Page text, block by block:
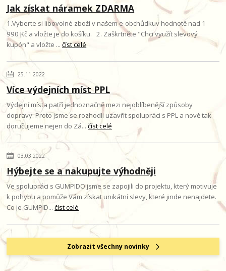
Jak získat náramek ZDARMA
1.Vyberte si libovolné zboží v našem e-obchůdkuv hodnotě nad 1
990 Kč a vložte je do košíku. 2. Zaškrtněte "Chci využít slevový
kupón" a vložte ...číst celé
25.11.2022
Více výdejních míst PPL
Výdejní místa patří jednoznačně mezi nejoblíbenější způsoby
dopravy. Proto jsme se rozhodli uzavřít spolupráci s PPL a nově tak
doručujeme nejen do Zá...číst celé
03.03.2022
Hýbejte se a nakupujte výhodněji
Ve spolupráci s GUMPIDO jsme se zapojili do projektu, který motivuje
k pohybu a pomůže Vám získat unikátní slevy, které jinde nenajdete.
Co je GUMPID...číst celé
Zobrazit všechny novinky